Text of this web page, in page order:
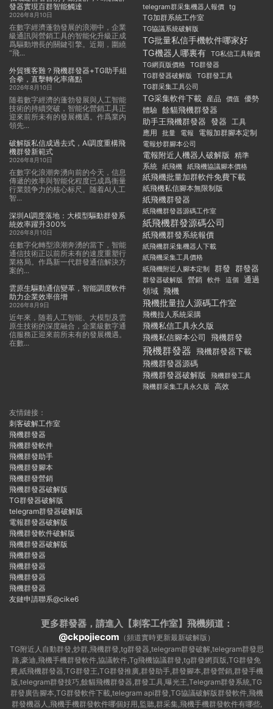
發器實現百群智能觸達
2026年8月10日
在數字經濟蓬勃發展的浪潮中，企業
級通訊與營銷工具的智能化升級正成
爲驅動增長的關鍵引擎。近期，圍繞
“飛...
外貿獲客難？飛機群發器+TG助手組
合拳，直擊轉化率痛點
2026年8月10日
随着數字經濟的蓬勃發展與人工智能
技術的持續突破，智能化營銷工具正
迎來前所未有的發展機遇。作爲業内
領先...
破解版私信成過去式，AI調度重構飛
機群發新範式
2026年8月10日
在數字化浪潮奔湧向前的今天，信息
傳遞的效率與智能化程度已成爲衡量
行業競争力的核心标尺。随着AI人工
智...
深圳AI調度落地：大模型驅動群發系
統效率躍升300%
2026年8月10日
在數字化轉型浪潮奔湧的當下，智能
通信技術正以前所未有的速度重塑行
業格局。作爲新一代群發通信解決方
案的...
雲原生驅動通信變革，智能調度軟件
助力企業效率倍增
2026年8月9日
近年來，随着人工智能、大模型及雲
原生技術的深度融合，企業級數字通
信服務正迎來前所未有的發展機遇。
在數...
telegram群采集機器人報價 tg
TG加群系統工作室
TG協議系統破解版
TG批量私信手機軟件哪家好
TG機器人哪裏有 TG私信工具報價
TG網頁版價格
TG群發器
TG群發器破解版
TG群發工具
TG群采集工具公司
TG采集軟件下載 産品 價值 優勢
體驗 餘貓飛機群發器
助手王飛機群發器 發器 工具
應用
批量 電報 電報加群腳本定制
電報炒群腳本公司
電報附近人機器人破解版 精準
系統 紙飛機 紙飛機協議腳本價格
紙飛機批量加群軟件免費下載
紙飛機私信腳本無限制版
紙飛機群發器
紙飛機群發器源碼工作室
紙飛機群發源碼公司
紙飛機群發系統報價
紙飛機群采集機器人下載
紙飛機采集工具價格
紙飛機附近人腳本定制
群發 群發器
群發器破解版 營銷 軟件 這個
通過
領域 飛機
飛機批量拉人源碼工作室
飛機拉人系統采購
飛機私信工具永久版
飛機私信腳本公司
飛機群發
飛機群發器 飛機群發器下載
飛機群發器源碼
飛機群發器破解版
飛機群發工具
飛機群采集工具永久版
高效
友情鏈接：
刺客破解工作室
飛機群發器
飛機群發軟件
飛機群發助手
飛機群發腳本
飛機群發營銷
飛機群發器破解版
TG群發器破解版
telegram群發器破解版
電報群發器破解版
飛機群發軟件破解版
飛機群發器破解版
飛機群發器
飛機群發器
飛機群發器
飛機群發器
友鏈申請聯系@cike6
更多群發器，請進入【刺客工作室】 飛機頻道：
@ckpojiecom （頻道實時更新最新破解版）
TG附近人自動群發,炒群,飛機群發,tg群發器,telegram群發破解,telegram群發思
路,豪迪,飛機手機群發軟件,協議軟件,Tg飛機協議群發,tg群發網頁版,TG群發免
費,紙飛機群發器,TG群發王,TG群發推廣,群發助手,群發腳本,群發營銷,群發手機
版,telegram群發技巧,餘貓飛機群發器,群發工具,曝光王,Telegram群發系統,TG
群發廣告腳本,TG群發軟件下載,telegram api群發,TG協議破解版群發軟件,飛機
群發機器人,飛機手機群發軟件哪個好用,監聽,群采集,飛機手機群發軟件有哪些,